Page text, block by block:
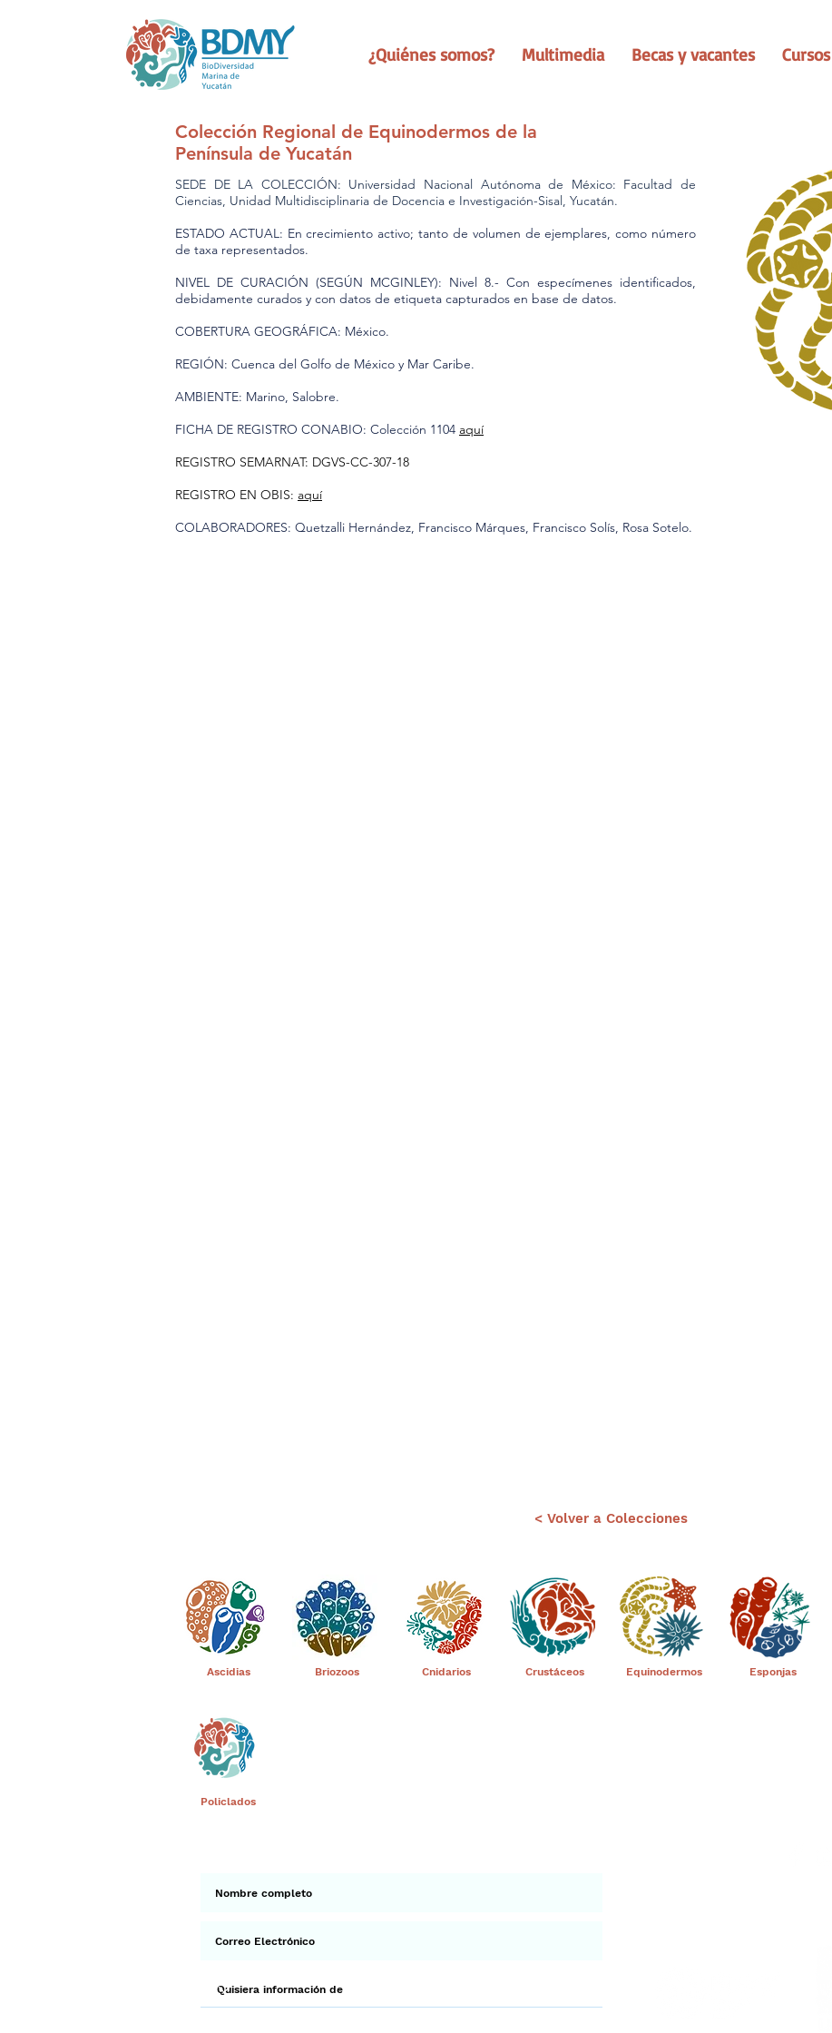
¿Quiénes somos? Multimedia Becas y vacantes Cursos
Colección Regional de Equinodermos de la
Península de Yucatán
SEDE DE LA COLECCIÓN: Universidad Nacional Autónoma de México: Facultad de
Ciencias, Unidad Multidisciplinaria de Docencia e Investigación-Sisal​, Yucatán.
ESTADO ACTUAL: En crecimiento activo; tanto de volumen de ejemplares, como número
de taxa representados.
NIVEL DE CURACIÓN (SEGÚN MCGINLEY): Nivel 8.- Con especímenes identificados,
debidamente curados y con datos de etiqueta capturados en base de datos.
COBERTURA GEOGRÁFICA: México.
REGIÓN: Cuenca del Golfo de México y Mar Caribe.
AMBIENTE: Marino, Salobre.
FICHA DE REGISTRO CONABIO: Colección 1104 aquí
REGISTRO SEMARNAT: DGVS-CC-307-18
REGISTRO EN OBIS: aquí
COLABORADORES: Quetzalli Hernández, Francisco Márques, Francisco Solís, Rosa Sotelo.
< Volver a Colecciones
Ascidias Briozoos Cnidarios Crustáceos Equinodermos Esponjas
Policlados